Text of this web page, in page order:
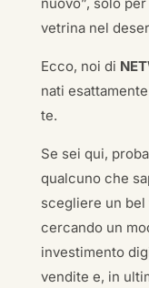
vetrina nel
Ecco, noi di
nati
te.
Se sei qui,
qualcuno che
scegliere un
cercando un
investimento
vendite e, in